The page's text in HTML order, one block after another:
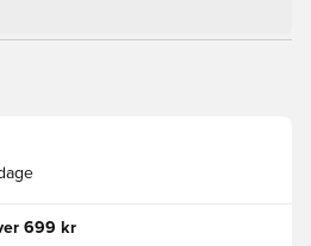
699 kr